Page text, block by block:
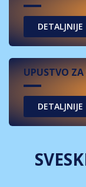
UPUSTVO ZA